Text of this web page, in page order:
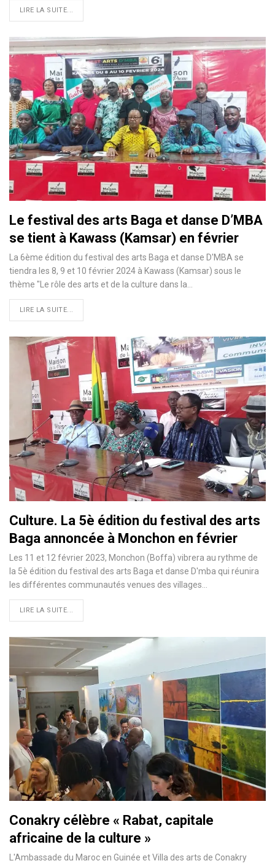
LIRE LA SUITE...
Le festival des arts Baga et danse D’MBA
se tient à Kawass (Kamsar) en février
La 6ème édition du festival des arts Baga et danse D'MBA se
tiendra les 8, 9 et 10 février 2024 à Kawass (Kamsar) sous le
thème "Le rôle des arts et de la culture dans la…
LIRE LA SUITE...
Culture. La 5è édition du festival des arts
Baga annoncée à Monchon en février
Les 11 et 12 février 2023, Monchon (Boffa) vibrera au rythme de
la 5è édition du festival des arts Baga et danse D'mba qui réunira
les différentes communautés venues des villages…
LIRE LA SUITE...
Conakry célèbre « Rabat, capitale
africaine de la culture »
L'Ambassade du Maroc en Guinée et Villa des arts de Conakry